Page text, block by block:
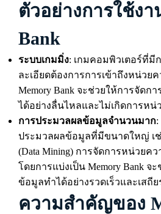
ตัวอย่างการใช้งา
Bank
ระบบเกมมิ่ง: เกมคอมพิวเตอร์ที่มี
ละเอียดต้องการการเข้าถึงหน่วยค
Memory Bank จะช่วยให้การจัดก
ได้อย่างลื่นไหลและไม่เกิดการหน่
การประมวลผลข้อมูลจำนวนมาก
ประมวลผลข้อมูลที่มีขนาดใหญ่ เ
(Data Mining) การจัดการหน่วย
โดยการแบ่งเป็น Memory Bank จ
ข้อมูลทำได้อย่างรวดเร็วและเสถีย
ความสำคัญของ